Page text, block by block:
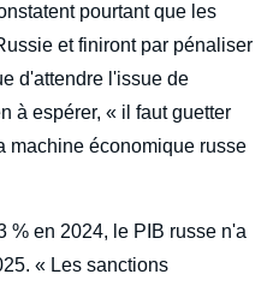
pourtant que les
et finiront par pénaliser
d'attendre l'issue de
à espérer, « il faut guetter
machine économique russe
% en 2024, le PIB russe n'a
« Les sanctions